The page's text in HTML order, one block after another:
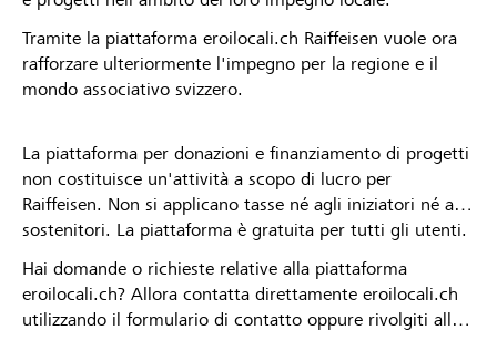
Tramite la piattaforma eroilocali.ch Raiffeisen vuole ora
rafforzare ulteriormente l'impegno per la regione e il
mondo associativo svizzero.
La piattaforma per donazioni e finanziamento di progetti
non costituisce un'attività a scopo di lucro per
Raiffeisen. Non si applicano tasse né agli iniziatori né ai
sostenitori. La piattaforma è gratuita per tutti gli utenti.
Hai domande o richieste relative alla piattaforma
eroilocali.ch? Allora contatta direttamente eroilocali.ch
utilizzando il formulario di contatto oppure rivolgiti alla